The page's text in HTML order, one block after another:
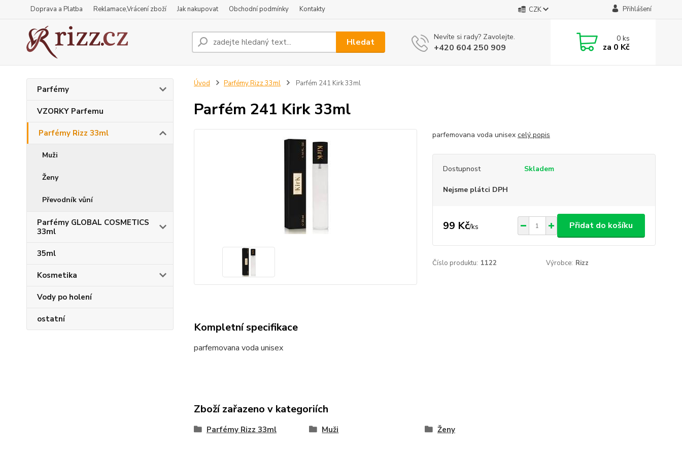
Doprava a Platba Reklamace,Vrácení zboží Jak nakupovat Obchodní podmínky Kontakty CZK Přihlášení
Hledat Nevíte si rady? Zavolejte.
+420 604 250 909
0ks
za 0 Kč
Parfémy
VZORKY Parfemu
Parfémy Rizz 33ml
Muži
Ženy
Převodník vůní
Parfémy GLOBAL COSMETICS
33ml
35ml
Kosmetika
Vody po holení
ostatní
Úvod Parfémy Rizz 33ml Parfém 241 Kirk 33ml
Parfém 241 Kirk 33ml
parfemovana voda unisex celý popis
Dostupnost Skladem
Nejsme plátci DPH
99 Kč/ks Přidat do košíku
Číslo produktu: 1122 Výrobce: Rizz
Kompletní specifikace
parfemovana voda unisex
Zboží zařazeno v kategoriích
Parfémy Rizz 33ml Muži Ženy